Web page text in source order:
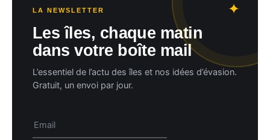
LA NEWSLETTER
Les îles, chaque matin
dans votre boîte mail
L’essentiel de l’actu des îles et nos idées d’évasion.
Gratuit, un envoi par jour.